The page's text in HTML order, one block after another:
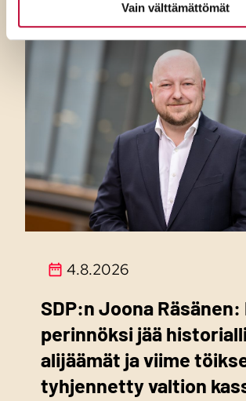
Vain välttämättömät
4.8.2026
SDP:n Joona
perinnöksi jää
alijäämät ja viime
tyhjennetty valtion